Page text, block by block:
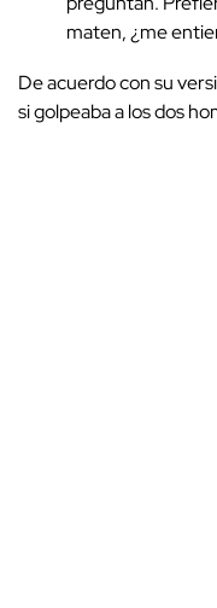
maten, ¿me
De acuerdo con su
si golpeaba a los dos